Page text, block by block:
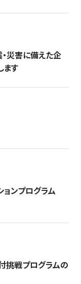
災害に備えた企
ます
ンプログラム
挑戦プログラムの